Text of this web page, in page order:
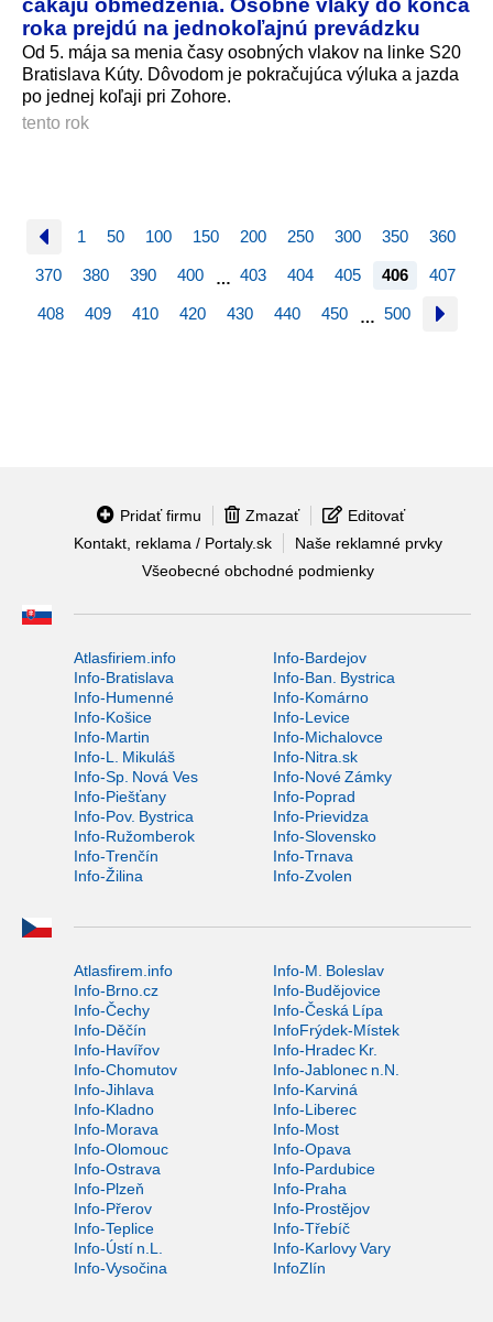
čakajú obmedzenia. Osobné vlaky do konca
roka prejdú na jednokoľajnú prevádzku
Od 5. mája sa menia časy osobných vlakov na linke S20
Bratislava Kúty. Dôvodom je pokračujúca výluka a jazda
po jednej koľaji pri Zohore.
tento rok
1 50 100 150 200 250 300 350 360
370 380 390 400 … 403 404 405 406 407
408 409 410 420 430 440 450 … 500
Pridať firmu Zmazať
Editovať
Kontakt, reklama / Portaly.sk
Naše reklamné prvky
Všeobecné obchodné podmienky
Atlasfiriem.info
Info-Bardejov
Info-Bratislava
Info-Ban. Bystrica
Info-Humenné
Info-Komárno
Info-Košice
Info-Levice
Info-Martin
Info-Michalovce
Info-L. Mikuláš
Info-Nitra.sk
Info-Sp. Nová Ves
Info-Nové Zámky
Info-Piešťany
Info-Poprad
Info-Pov. Bystrica
Info-Prievidza
Info-Ružomberok
Info-Slovensko
Info-Trenčín
Info-Trnava
Info-Žilina
Info-Zvolen
Atlasfirem.info
Info-M. Boleslav
Info-Brno.cz
Info-Budějovice
Info-Čechy
Info-Česká Lípa
Info-Děčín
InfoFrýdek-Místek
Info-Havířov
Info-Hradec Kr.
Info-Chomutov
Info-Jablonec n.N.
Info-Jihlava
Info-Karviná
Info-Kladno
Info-Liberec
Info-Morava
Info-Most
Info-Olomouc
Info-Opava
Info-Ostrava
Info-Pardubice
Info-Plzeň
Info-Praha
Info-Přerov
Info-Prostějov
Info-Teplice
Info-Třebíč
Info-Ústí n.L.
Info-Karlovy Vary
Info-Vysočina
InfoZlín